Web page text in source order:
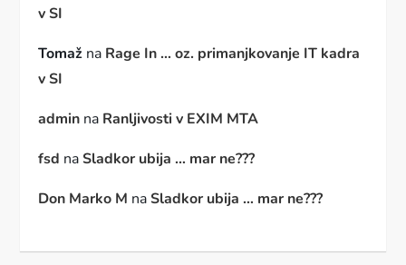
v SI
Tomaž na Rage In … oz. primanjkovanje IT kadra
v SI
admin na Ranljivosti v EXIM MTA
fsd naSladkor ubija … mar ne???
Don Marko M naSladkor ubija … mar ne???